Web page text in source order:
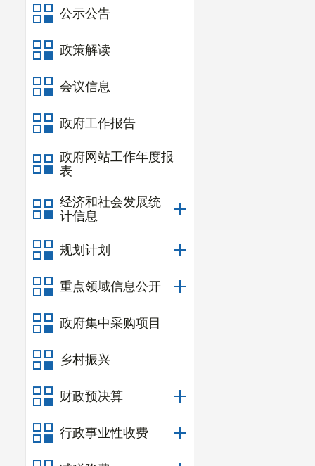
公示公告
政策解读
会议信息
政府工作报告
政府网站工作年度报
表
经济和社会发展统
计信息
规划计划
重点领域信息公开
政府集中采购项目
乡村振兴
财政预决算
行政事业性收费